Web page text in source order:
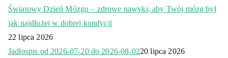
Światowy Dzień Mózgu – zdrowe nawyki, aby Twój mózg był
jak najdłużej w dobrej kondycji
22 lipca 2026
Jadłospis od 2026-07-20 do 2026-08-0220 lipca 2026